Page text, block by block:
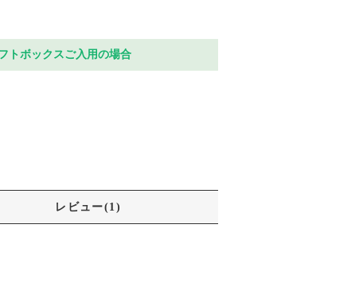
トボックスご入用の場合
レビュー(1)